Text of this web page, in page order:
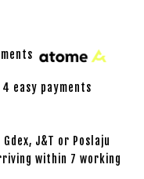
easy payments
J&T or Poslaju
within 7 working